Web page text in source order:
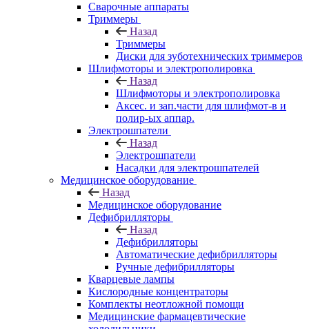
Сварочные аппараты
Триммеры
Назад
Триммеры
Диски для зуботехнических триммеров
Шлифмоторы и электрополировка
Назад
Шлифмоторы и электрополировка
Аксес. и зап.части для шлифмот-в и
полир-ых аппар.
Электрошпатели
Назад
Электрошпатели
Насадки для электрошпателей
Медицинское оборудование
Назад
Медицинское оборудование
Дефибрилляторы
Назад
Дефибрилляторы
Автоматические дефибрилляторы
Ручные дефибрилляторы
Кварцевые лампы
Кислородные концентраторы
Комплекты неотложной помощи
Медицинские фармацевтические